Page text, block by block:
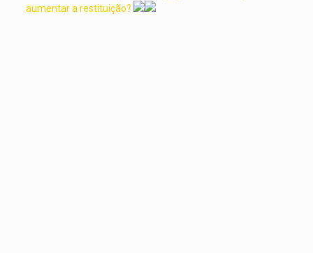
aumentar a restituição?